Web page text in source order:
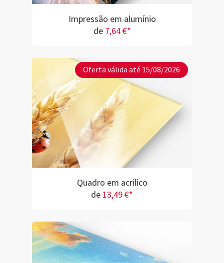
Impressão em alumínio
de 7,64 €*
Oferta válida até 15/08/2026
Quadro em acrílico
de 13,49 €*